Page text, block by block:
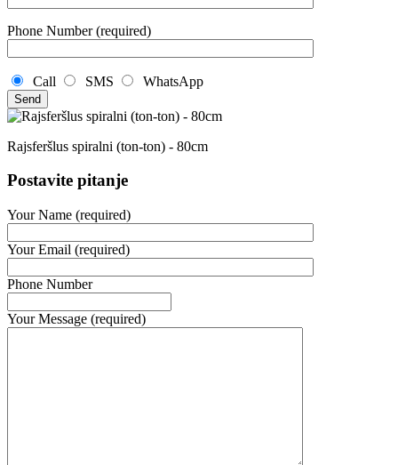
Phone Number (required)
Call SMS WhatsApp
Rajsferšlus spiralni (ton-ton) - 80cm
Postavite pitanje
Your Name (required)
Your Email (required)
Phone Number
Your Message (required)